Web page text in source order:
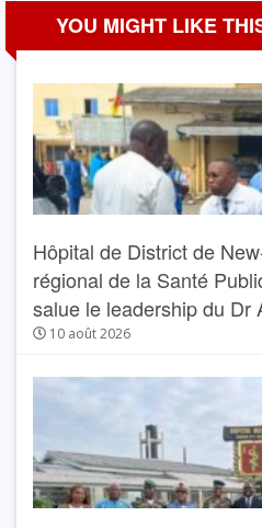
YOU MIGHT LIKE
Hôpital de District de
régional de la Santé
salue le leadership du Dr
10 août 2026